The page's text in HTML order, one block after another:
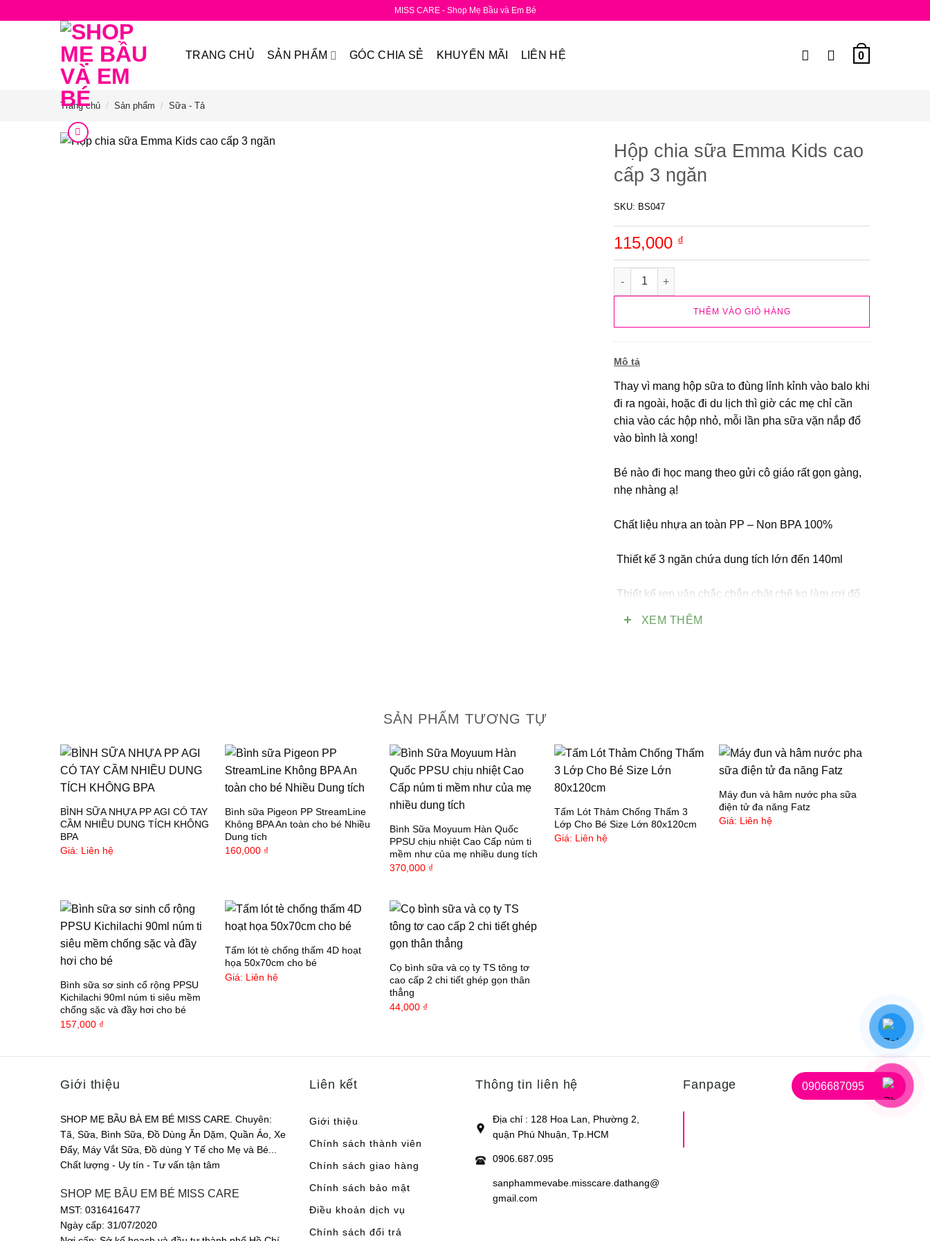
MISS CARE - Shop Mẹ Bầu và Em Bé
TRANG CHỦ SẢN PHẨM GÓC CHIA SẺ KHUYẾN MÃI LIÊN HỆ 0
Trang chủ / Sản phẩm / Sữa - Tả
Hộp chia sữa Emma Kids cao
cấp 3 ngăn
115,000 ₫
Hộp chia sữa Emma Kids cao cấp 3 ngăn số lượng
THÊM VÀO GIỎ HÀNG
SKU: BS047
Mô tả
Thay vì mang hộp sữa to đùng lỉnh kỉnh vào balo khi
đi ra ngoài, hoặc đi du lịch thì giờ các mẹ chỉ cần
chia vào các hộp nhỏ, mỗi lần pha sữa vặn nắp đổ
vào bình là xong!
Bé nào đi học mang theo gửi cô giáo rất gọn gàng,
nhẹ nhàng ạ!
️Chất liệu nhựa an toàn PP – Non BPA 100%
️ Thiết kế 3 ngăn chứa dung tích lớn đến 140ml
️ Thiết kế ren vặn chắc chắn chặt chẽ ko làm rơi đổ
sữa hoặc thực phẩm ra bên ngoài, kết cấu khoá kín
️Hộp nhỏ gọn, thuận tiện cho bé mang sữa đi học, đi
️Màu xắc nhã nhặn
XEM THÊM
SẢN PHẨM TƯƠNG TỰ
BÌNH SỮA NHỰA PP AGI CÓ TAY
CẦM NHIỀU DUNG TÍCH KHÔNG
BPA
Giá: Liên hệ
Bình sữa Pigeon PP StreamLine
Không BPA An toàn cho bé Nhiều
Dung tích
160,000 ₫
Bình Sữa Moyuum Hàn Quốc
PPSU chịu nhiệt Cao Cấp núm ti
mềm như của mẹ nhiều dung tích
370,000 ₫
Tấm Lót Thảm Chống Thấm 3
Lớp Cho Bé Size Lớn 80x120cm
Giá: Liên hệ
Máy đun và hâm nước pha sữa
điện tử đa năng Fatz
Giá: Liên hệ
Bình sữa sơ sinh cổ rộng PPSU
Kichilachi 90ml núm ti siêu mềm
chống sặc và đầy hơi cho bé
157,000 ₫
Tấm lót tè chống thấm 4D hoạt
họa 50x70cm cho bé
Giá: Liên hệ
Cọ bình sữa và cọ ty TS tông tơ
cao cấp 2 chi tiết ghép gọn thân
thẳng
44,000 ₫
Giới thiệu
SHOP MẸ BẦU BÀ EM BÉ MISS CARE. Chuyên:
Tã, Sữa, Bình Sữa, Đồ Dùng Ăn Dặm, Quần Áo, Xe
Đẩy, Máy Vắt Sữa, Đồ dùng Y Tế cho Mẹ và Bé...
Chất lượng - Uy tín - Tư vấn tận tâm
SHOP MẸ BẦU EM BÉ MISS CARE
MST: 0316416477
Ngày cấp: 31/07/2020
Liên kết
Giới thiệu
Chính sách thành viên
Chính sách giao hàng
Chính sách bảo mật
Điều khoản dịch vụ
Chính sách đổi trả
Thông tin liên hệ
Địa chỉ : 128 Hoa Lan, Phường 2,
quận Phú Nhuận, Tp.HCM
0906.687.095
sanphammevabe.misscare.dathang@
gmail.com
Fanpage 0906687095